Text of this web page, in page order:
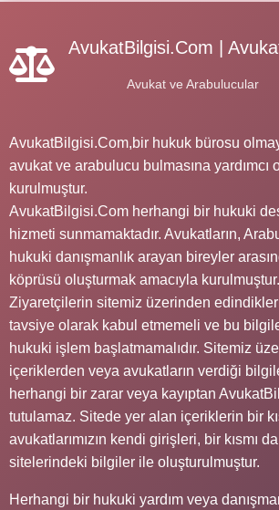
AvukatBilgisi.Com |
Avukat ve Arabulucular
AvukatBilgisi.Com,bir hukuk bürosu
avukat ve arabulucu bulmasına yardımcı
kurulmuştur.
AvukatBilgisi.Com herhangi bir hukuki
hizmeti sunmamaktadır. Avukatların,
hukuki danışmanlık arayan bireyler
köprüsü oluşturmak amacıyla kurulmuştur.
Ziyaretçilerin sitemiz üzerinden
tavsiye olarak kabul etmemeli ve bu
hukuki işlem başlatmamalıdır. Sitemiz
içeriklerden veya avukatların verdiği
herhangi bir zarar veya kayıptan
tutulamaz. Sitede yer alan içeriklerin bir
avukatlarımızın kendi girişleri, bir kısmı
sitelerindeki bilgiler ile oluşturulmuştur.
Herhangi bir hukuki yardım veya